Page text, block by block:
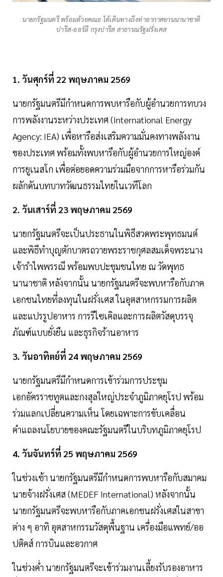
นายกรัฐมนตรี พร้อมด้วยคณะ ได้เดินทางถึงท่าอากาศยานนานาชาติ
ปารีส-ออร์ลี กรุงปารีส สาธารณรัฐฝรั่งเศส
1. วันศุกร์ที่ 22 พฤษภาคม 2569
นายกรัฐมนตรีมีกำหนดการพบหารือกับผู้อำนวยการทบวง
การพลังงานระหว่างประเทศ (International Energy
Agency: IEA) เพื่อหารือส่งเสริมความมั่นคงทางพลังงาน
ของประเทศ พร้อมทั้งพบหารือกับผู้อำนวยการใหญ่องค์
การยูเนสโก เพื่อต่อยอดความร่วมมือจากการหารือร่วมกัน
ผลักดันบทบาทวัฒนธรรมไทยในเวทีโลก
2. วันเสาร์ที่ 23 พฤษภาคม 2569
นายกรัฐมนตรีจะเป็นประธานในพิธีสวดพระพุทธมนต์
และพิธีทำบุญตักบาตรถวายพระราชกุศลสมเด็จพระนาง
เจ้ารำไพพรรณี พร้อมพบปะชุมชนไทย ณ วัดพุทธ
นานาชาติ หลังจากนั้น นายกรัฐมนตรีจะพบหารือกับภาค
เอกชนไทยที่ลงทุนในฝรั่งเศส ในอุตสาหกรรมการผลิต
และแปรรูปอาหาร การรีไซเคิลและการผลิตวัสดุบรรจุ
ภัณฑ์แบบยั่งยืน และธุรกิจร้านอาหาร
3. วันอาทิตย์ที่ 24 พฤษภาคม 2569
นายกรัฐมนตรีมีกำหนดการเข้าร่วมการประชุม
เอกอัครราชทูตและกงสุลใหญ่ประจำภูมิภาคยุโรป พร้อม
ร่วมแลกเปลี่ยนความเห็น โดยเฉพาะการขับเคลื่อน
คำแถลงนโยบายของคณะรัฐมนตรีในบริบทภูมิภาคยุโรป
4. วันจันทร์ที่ 25 พฤษภาคม 2569
ในช่วงเช้า นายกรัฐมนตรีมีกำหนดการพบหารือกับสมาคม
นายจ้างฝรั่งเศส (MEDEF International) หลังจากนั้น
นายกรัฐมนตรีจะพบหารือกับภาคเอกชนฝรั่งเศสในสาขา
ต่าง ๆ อาทิ อุตสาหกรรมวัสดุพื้นฐาน เครื่องมือแพทย์/ออ
ปติคส์ การบินและอวกาศ
ในช่วงค่ำ นายกรัฐมนตรีจะเข้าร่วมงานเลี้ยงรับรองอาหาร